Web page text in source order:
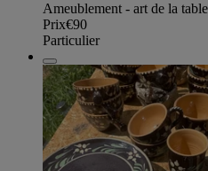
Ameublement - art de la
Prix€90
Particulier